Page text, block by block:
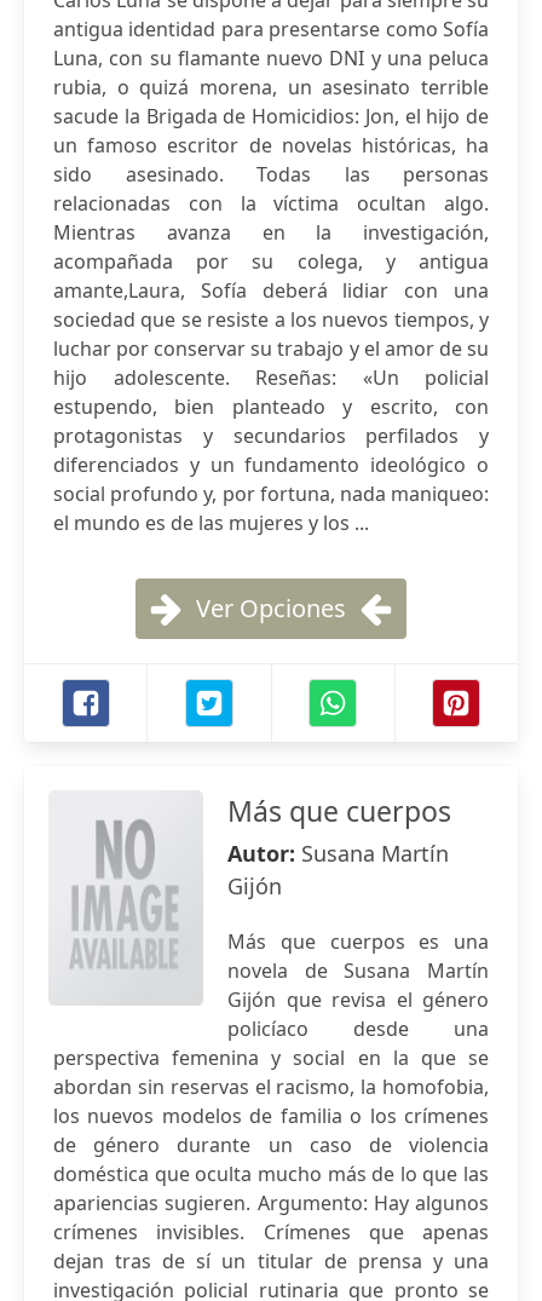
antigua identidad para presentarse como Sofía
Luna, con su flamante nuevo DNI y una peluca
rubia, o quizá morena, un asesinato terrible
sacude la Brigada de Homicidios: Jon, el hijo de
un famoso escritor de novelas históricas, ha
sido asesinado. Todas las personas
relacionadas con la víctima ocultan algo.
Mientras avanza en la investigación,
acompañada por su colega, y antigua
amante,Laura, Sofía deberá lidiar con una
sociedad que se resiste a los nuevos tiempos, y
luchar por conservar su trabajo y el amor de su
hijo adolescente. Reseñas: «Un policial
estupendo, bien planteado y escrito, con
protagonistas y secundarios perfilados y
diferenciados y un fundamento ideológico o
social profundo y, por fortuna, nada maniqueo:
el mundo es de las mujeres y los ...
Ver Opciones
Más que cuerpos
Autor: Susana Martín
Gijón
Más que cuerpos es una
novela de Susana Martín
Gijón que revisa el género
policíaco desde una
perspectiva femenina y social en la que se
abordan sin reservas el racismo, la homofobia,
los nuevos modelos de familia o los crímenes
de género durante un caso de violencia
doméstica que oculta mucho más de lo que las
apariencias sugieren. Argumento: Hay algunos
crímenes invisibles. Crímenes que apenas
dejan tras de sí un titular de prensa y una
investigación policial rutinaria que pronto se